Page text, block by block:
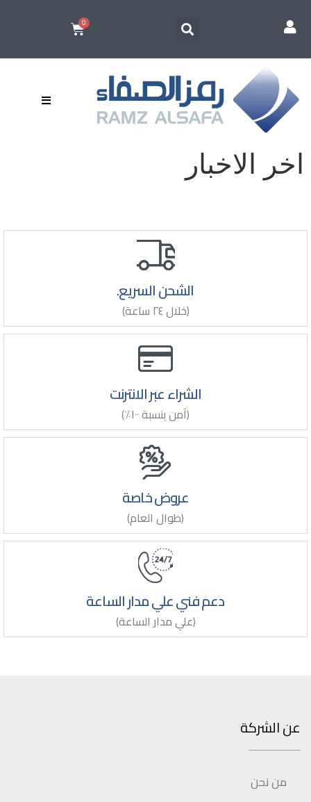
اخر الاخبار
الشحن السريع.
(خلال ٢٤ ساعة)
الشراء عبر الانترنت
(آمن بنسبة ١٠٠٪)
عروض خاصة
(طوال العام)
دعم فني علي مدار الساعة
(علي مدار الساعة)
عن الشركة
من نحن